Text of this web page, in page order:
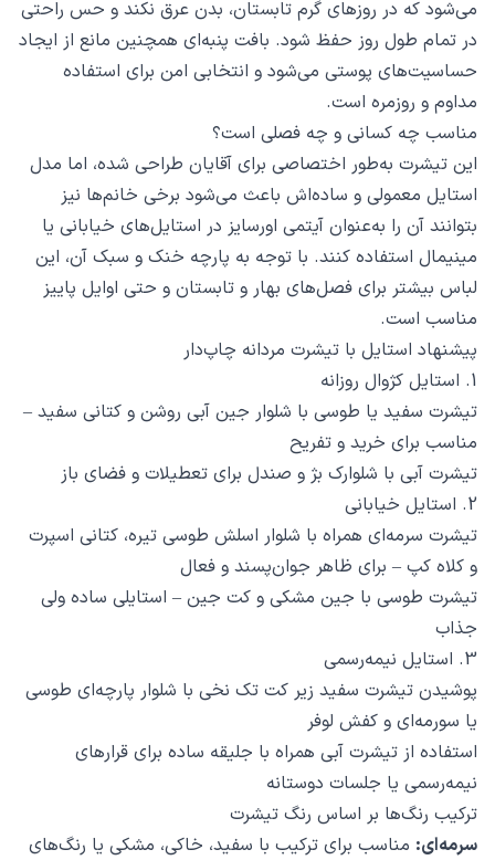
می‌شود که در روزهای گرم تابستان، بدن عرق نکند و حس راحتی
در تمام طول روز حفظ شود. بافت پنبه‌ای همچنین مانع از ایجاد
حساسیت‌های پوستی می‌شود و انتخابی امن برای استفاده
مداوم و روزمره است.
مناسب چه کسانی و چه فصلی است؟
این تیشرت به‌طور اختصاصی برای آقایان طراحی شده، اما مدل
استایل معمولی و ساده‌اش باعث می‌شود برخی خانم‌ها نیز
بتوانند آن را به‌عنوان آیتمی اورسایز در استایل‌های خیابانی یا
مینیمال استفاده کنند. با توجه به پارچه خنک و سبک آن، این
لباس بیشتر برای فصل‌های بهار و تابستان و حتی اوایل پاییز
مناسب است.
پیشنهاد استایل با تیشرت مردانه چاپ‌دار
1. استایل کژوال روزانه
تیشرت سفید یا طوسی با شلوار جین آبی روشن و کتانی سفید –
مناسب برای خرید و تفریح
تیشرت آبی با شلوارک بژ و صندل برای تعطیلات و فضای باز
2. استایل خیابانی
تیشرت سرمه‌ای همراه با شلوار اسلش طوسی تیره، کتانی اسپرت
و کلاه کپ – برای ظاهر جوان‌پسند و فعال
تیشرت طوسی با جین مشکی و کت جین – استایلی ساده ولی
جذاب
3. استایل نیمه‌رسمی
پوشیدن تیشرت سفید زیر کت تک نخی با شلوار پارچه‌ای طوسی
یا سورمه‌ای و کفش لوفر
استفاده از تیشرت آبی همراه با جلیقه ساده برای قرارهای
نیمه‌رسمی یا جلسات دوستانه
ترکیب رنگ‌ها بر اساس رنگ تیشرت
سرمه‌ای: مناسب برای ترکیب با سفید، خاکی، مشکی یا رنگ‌های